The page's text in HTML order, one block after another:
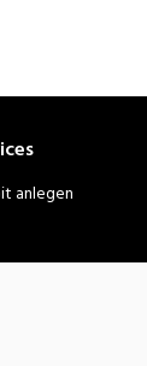
anlegen